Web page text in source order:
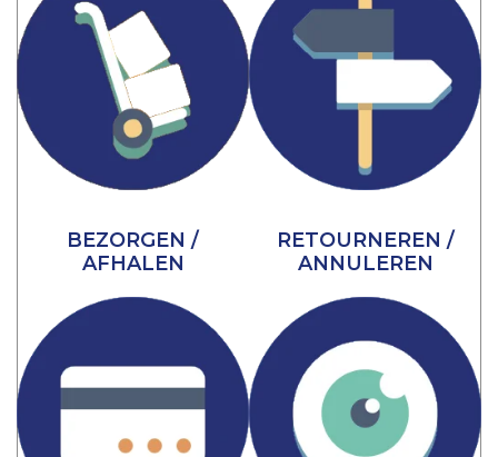
BEZORGEN /
AFHALEN
RETOURNEREN /
ANNULEREN